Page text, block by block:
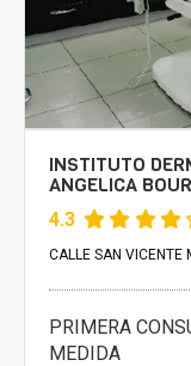
INSTITUTO
ANGELICA
4.3
CALLE SAN
PRIMERA
MEDIDA